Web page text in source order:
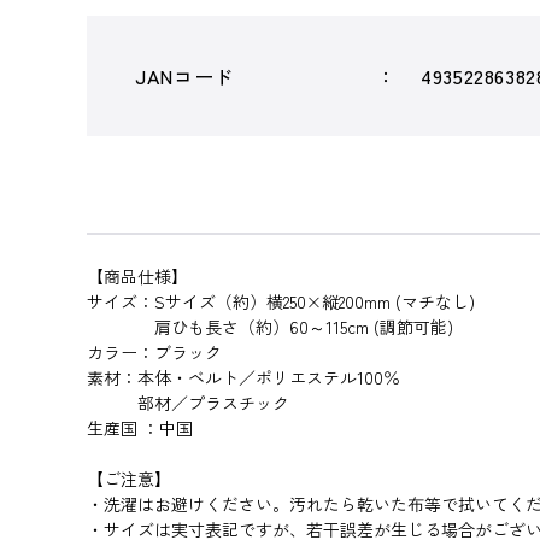
JANコード
【商品仕様】
サイズ：Sサイズ（約）横250×縦200mm (マチなし)
肩ひも長さ（約）60～115cm (調節可能)
カラー：ブラック
素材：本体・ベルト／ポリエステル100％
部材／プラスチック
生産国 ：中国
【ご注意】
・洗濯はお避けください。汚れたら乾いた布等で拭いてくだ
・サイズは実寸表記ですが、若干誤差が生じる場合がござい